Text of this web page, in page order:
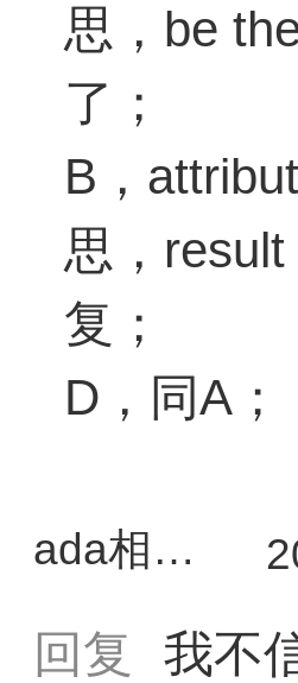
思，be
了；
B，
思，
复；
D，同A；
ada相当研究生
回复
我不